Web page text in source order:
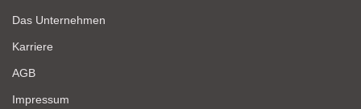
Das Unternehmen
Karriere
AGB
Impressum